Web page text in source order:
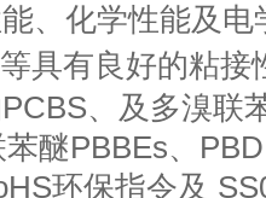
、化学性能及电
具有良好的粘接
、及多溴联
醚PBBEs、
环保指令及